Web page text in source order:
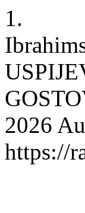
1.
2026
https://